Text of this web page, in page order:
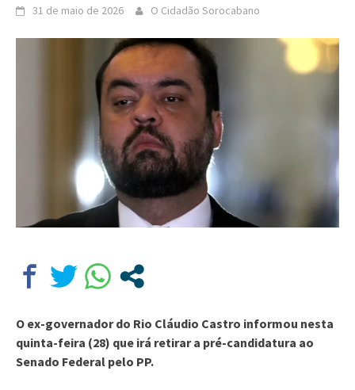
31 de maio de 2026 O Cidadão Sorocabano
O ex-governador do Rio Cláudio Castro informou nesta
quinta-feira (28) que irá retirar a pré-candidatura ao
Senado Federal pelo PP.